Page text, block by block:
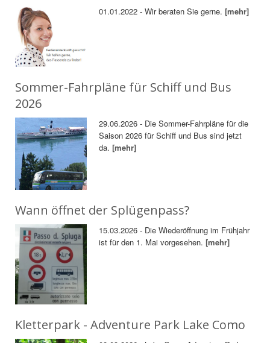
01.01.2022 - Wir beraten Sie gerne.[mehr]
Sommer-Fahrpläne für Schiff und Bus
2026
29.06.2026 - Die Sommer-Fahrpläne für die
Saison 2026 für Schiff und Bus sind jetzt
da.[mehr]
Wann öffnet der Splügenpass?
15.03.2026 - Die Wiederöffnung im Frühjahr
ist für den 1. Mai vorgesehen.[mehr]
Kletterpark - Adventure Park Lake Como